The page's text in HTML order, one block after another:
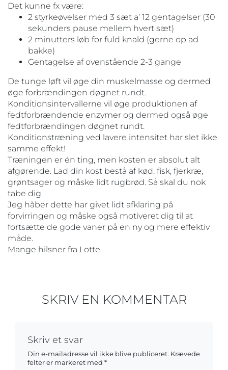
Det kunne fx være:
2 styrkeøvelser med 3 sæt a’ 12 gentagelser (30
sekunders pause mellem hvert sæt)
2 minutters løb for fuld knald (gerne op ad
bakke)
Gentagelse af ovenstående 2-3 gange
De tunge løft vil øge din muskelmasse og dermed
øge forbrændingen døgnet rundt.
Konditionsintervallerne vil øge produktionen af
fedtforbrændende enzymer og dermed også øge
fedtforbrændingen døgnet rundt.
Konditionstræning ved lavere intensitet har slet ikke
samme effekt!
Træningen er én ting, men kosten er absolut alt
afgørende. Lad din kost bestå af kød, fisk, fjerkræ,
grøntsager og måske lidt rugbrød. Så skal du nok
tabe dig.
Jeg håber dette har givet lidt afklaring på
forvirringen og måske også motiveret dig til at
fortsætte de gode vaner på en ny og mere effektiv
måde.
Mange hilsner fra Lotte
SKRIV EN KOMMENTAR
Skriv et svar
Din e-mailadresse vil ikke blive publiceret. Krævede
felter er markeret med *